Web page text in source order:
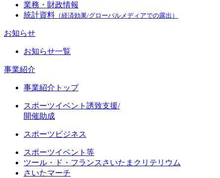
業務・財政情報
統計資料 （経済効果/グローバルメディアでの露出）
お知らせ
お知らせ一覧
事業紹介
事業紹介トップ
スポーツイベント誘致支援/
開催助成
スポーツビジネス
スポーツイベント等
ツール・ド・フランスさいたまクリテリウム
さいたマーチ